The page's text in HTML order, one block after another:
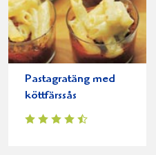
Pastagratäng med
köttfärssås